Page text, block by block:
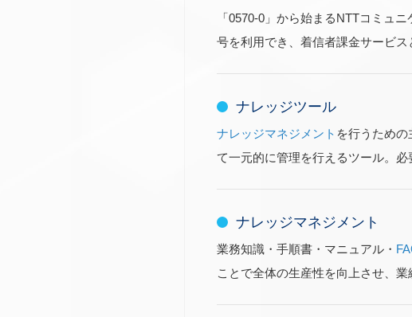
「0570-0」から始まるNTTコミュ
号を利用でき、着信者課金サービス
ナレッジツール
ナレッジマネジメント を行うため
て一元的に管理を行えるツール。必
ナレッジマネジメント
業務知識・手順書・マニュアル・
ことで全体の生産性を向上させ、